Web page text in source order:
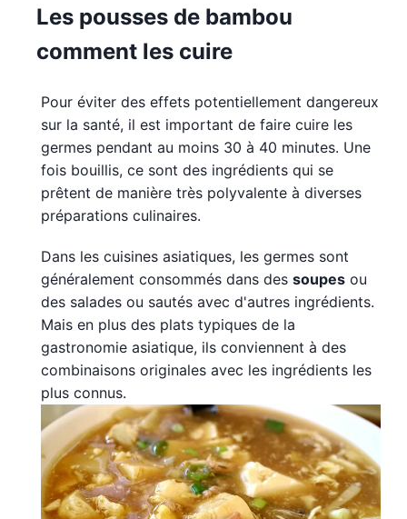
Les pousses de bambou
comment les cuire
Pour éviter des effets potentiellement dangereux
sur la santé, il est important de faire cuire les
germes pendant au moins 30 à 40 minutes. Une
fois bouillis, ce sont des ingrédients qui se
prêtent de manière très polyvalente à diverses
préparations culinaires.
Dans les cuisines asiatiques, les germes sont
généralement consommés dans des soupes ou
des salades ou sautés avec d'autres ingrédients.
Mais en plus des plats typiques de la
gastronomie asiatique, ils conviennent à des
combinaisons originales avec les ingrédients les
plus connus.